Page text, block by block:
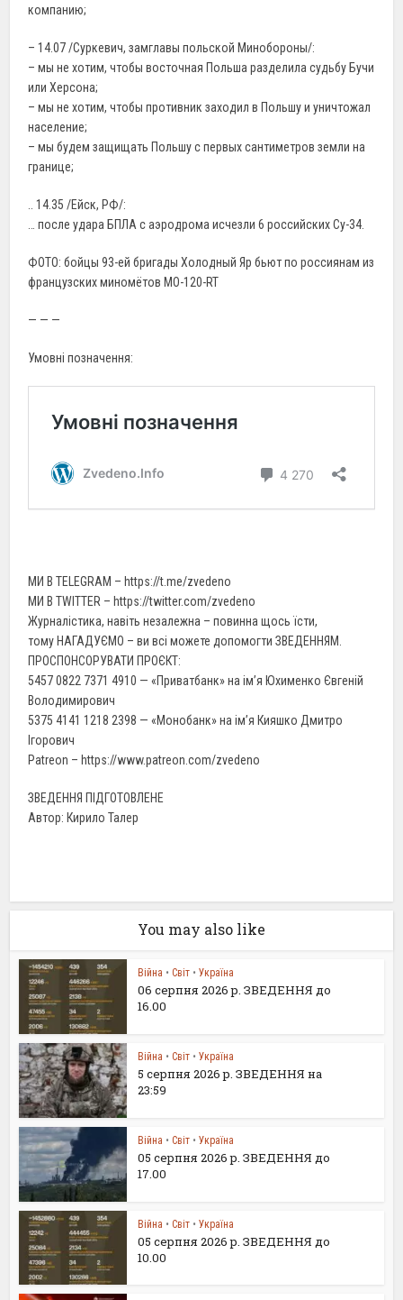
компанию;
– 14.07 /Суркевич, замглавы польской Минобороны/:
– мы не хотим, чтобы восточная Польша разделила судьбу Бучи
или Херсона;
– мы не хотим, чтобы противник заходил в Польшу и уничтожал
население;
– мы будем защищать Польшу с первых сантиметров земли на
границе;
.. 14.35 /Ейск, РФ/:
… после удара БПЛА с аэродрома исчезли 6 российских Су-34.
ФОТО: бойцы 93-ей бригады Холодный Яр бьют по россиянам из
французских миномётов MO-120-RT
— — —
Умовні позначення:
МИ В TELEGRAM – https://t.me/zvedeno
МИ В TWITTER – https://twitter.com/zvedeno
Журналістика, навіть незалежна – повинна щось їсти,
тому НАГАДУЄМО – ви всі можете допомогти ЗВЕДЕННЯМ.
ПРОСПОНСОРУВАТИ ПРОЄКТ:
5457 0822 7371 4910 — «Приватбанк» на ім’я Юхименко Євгеній
Володимирович
5375 4141 1218 2398 — «Монобанк» на ім’я Кияшко Дмитро
Ігорович
Patreon – https://www.patreon.com/zvedeno
ЗВЕДЕННЯ ПІДГОТОВЛЕНЕ
Автор: Кирило Талер
You may also like
Війна • Світ • Україна
06 серпня 2026 р. ЗВЕДЕННЯ до
16.00
Війна • Світ • Україна
5 серпня 2026 р. ЗВЕДЕННЯ на
23:59
Війна • Світ • Україна
05 серпня 2026 р. ЗВЕДЕННЯ до
17.00
Війна • Світ • Україна
05 серпня 2026 р. ЗВЕДЕННЯ до
10.00